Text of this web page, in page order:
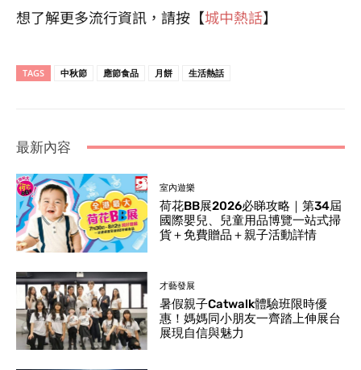
想了解更多流行資訊，請按【城中熱話】
TAGS 中秋節 應節食品 月餅 生活熱話
最新內容
室內遊樂
荷花BB展2026必睇攻略｜第34屆
國際嬰兒、兒童用品博覽一站式掃
貨＋免費贈品＋親子活動詳情
才藝發展
暑假親子Catwalk體驗班限時優
惠！媽媽同小朋友一齊踏上伸展台
展現自信與魅力